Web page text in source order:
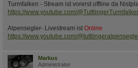
Turmfalken - Stream ist vorerst offline da
https://www.youtube.com/
Alpensegler- Livestream ist Online
https://www.youtube.com/
Markus
Administrator